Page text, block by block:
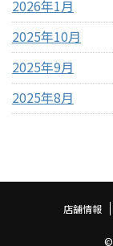
2026年1月
2025年10月
2025年9月
2025年8月
店舗情報
©